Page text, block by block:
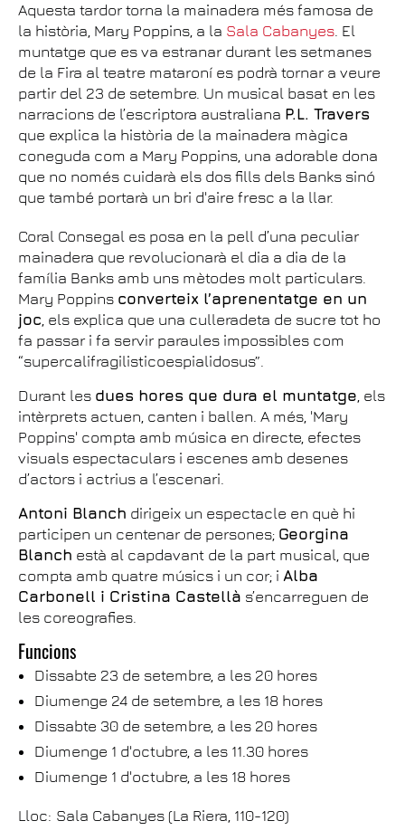
Aquesta tardor torna la mainadera més famosa de
la història, Mary Poppins, a la Sala Cabanyes. El
muntatge que es va estranar durant les setmanes
de la Fira al teatre mataroní es podrà tornar a veure
partir del 23 de setembre. Un musical basat en les
narracions de l’escriptora australiana P.L. Travers
que explica la història de la mainadera màgica
coneguda com a Mary Poppins, una adorable dona
que no només cuidarà els dos fills dels Banks sinó
que també portarà un bri d'aire fresc a la llar.
Coral Consegal es posa en la pell d’una peculiar
mainadera que revolucionarà el dia a dia de la
família Banks amb uns mètodes molt particulars.
Mary Poppins converteix l’aprenentatge en un
joc, els explica que una culleradeta de sucre tot ho
fa passar i fa servir paraules impossibles com
“supercalifragilisticoespialidosus”.
Durant les dues hores que dura el muntatge, els
intèrprets actuen, canten i ballen. A més, 'Mary
Poppins' compta amb música en directe, efectes
visuals espectaculars i escenes amb desenes
d’actors i actrius a l’escenari.
Antoni Blanch dirigeix un espectacle en què hi
participen un centenar de persones; Georgina
Blanch està al capdavant de la part musical, que
compta amb quatre músics i un cor; i Alba
Carbonell i Cristina Castellà s’encarreguen de
les coreografies.
Funcions
Dissabte 23 de setembre, a les 20 hores
Diumenge 24 de setembre, a les 18 hores
Dissabte 30 de setembre, a les 20 hores
Diumenge 1 d'octubre, a les 11.30 hores
Diumenge 1 d'octubre, a les 18 hores
Lloc: Sala Cabanyes (La Riera, 110-120)